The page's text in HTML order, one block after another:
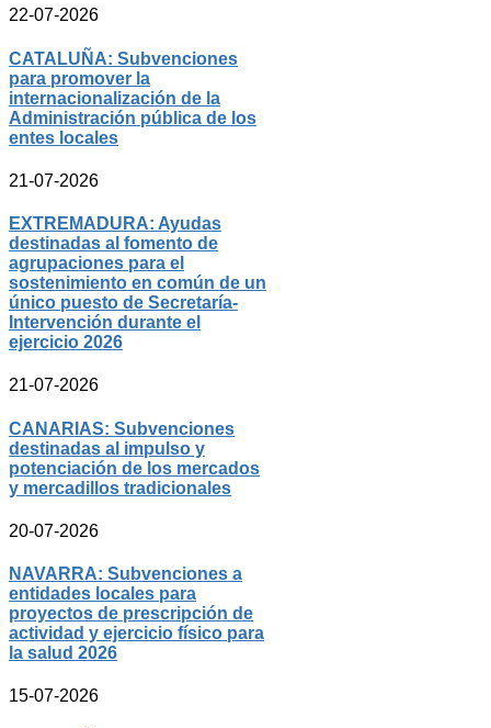
22-07-2026
CATALUÑA: Subvenciones
para promover la
internacionalización de la
Administración pública de los
entes locales
21-07-2026
EXTREMADURA: Ayudas
destinadas al fomento de
agrupaciones para el
sostenimiento en común de un
único puesto de Secretaría-
Intervención durante el
ejercicio 2026
21-07-2026
CANARIAS: Subvenciones
destinadas al impulso y
potenciación de los mercados
y mercadillos tradicionales
20-07-2026
NAVARRA: Subvenciones a
entidades locales para
proyectos de prescripción de
actividad y ejercicio físico para
la salud 2026
15-07-2026